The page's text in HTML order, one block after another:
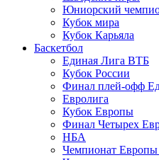
Юниорский
Кубок мира
Кубок Карьяла
Баскетбол
Единая Лига ВТБ
Кубок России
Финал плей-офф
Евролига
Кубок Европы
Финал Четырех
НБА
Чемпионат Европы